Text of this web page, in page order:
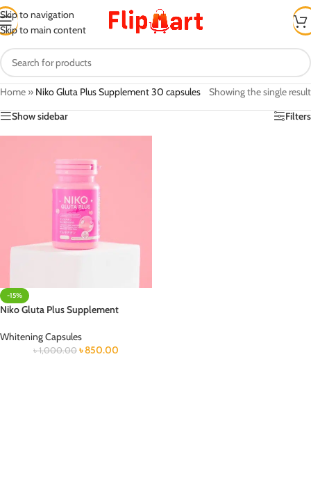
Skip to navigation
Skip to main content
Home » Niko Gluta Plus Supplement 30 capsules
Showing the single result
Show sidebar
Filters
-15%
Niko Gluta Plus Supplement
Whitening Capsules
৳1,000.00 ৳850.00